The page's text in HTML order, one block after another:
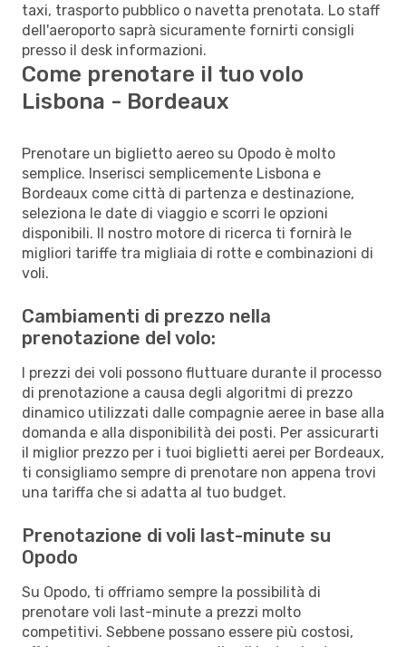
taxi, trasporto pubblico o navetta prenotata. Lo staff
dell'aeroporto saprà sicuramente fornirti consigli
presso il desk informazioni.
Come prenotare il tuo volo
Lisbona - Bordeaux
Prenotare un biglietto aereo su Opodo è molto
semplice. Inserisci semplicemente Lisbona e
Bordeaux come città di partenza e destinazione,
seleziona le date di viaggio e scorri le opzioni
disponibili. Il nostro motore di ricerca ti fornirà le
migliori tariffe tra migliaia di rotte e combinazioni di
voli.
Cambiamenti di prezzo nella
prenotazione del volo:
I prezzi dei voli possono fluttuare durante il processo
di prenotazione a causa degli algoritmi di prezzo
dinamico utilizzati dalle compagnie aeree in base alla
domanda e alla disponibilità dei posti. Per assicurarti
il miglior prezzo per i tuoi biglietti aerei per Bordeaux,
ti consigliamo sempre di prenotare non appena trovi
una tariffa che si adatta al tuo budget.
Prenotazione di voli last-minute su
Opodo
Su Opodo, ti offriamo sempre la possibilità di
prenotare voli last-minute a prezzi molto
competitivi. Sebbene possano essere più costosi,